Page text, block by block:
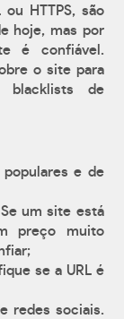
HTTPS, são
hoje, mas por
é confiável.
o site para
blacklists de
e de
um site está
preço muito
se a URL é
redes sociais.